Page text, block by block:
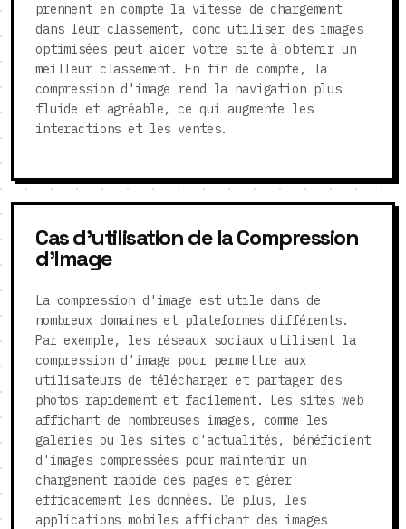
prennent en compte la vitesse de chargement
dans leur classement, donc utiliser des images
optimisées peut aider votre site à obtenir un
meilleur classement. En fin de compte, la
compression d'image rend la navigation plus
fluide et agréable, ce qui augmente les
interactions et les ventes.
Cas d'utilisation de la Compression
d'Image
La compression d'image est utile dans de
nombreux domaines et plateformes différents.
Par exemple, les réseaux sociaux utilisent la
compression d'image pour permettre aux
utilisateurs de télécharger et partager des
photos rapidement et facilement. Les sites web
affichant de nombreuses images, comme les
galeries ou les sites d'actualités, bénéficient
d'images compressées pour maintenir un
chargement rapide des pages et gérer
efficacement les données. De plus, les
applications mobiles affichant des images